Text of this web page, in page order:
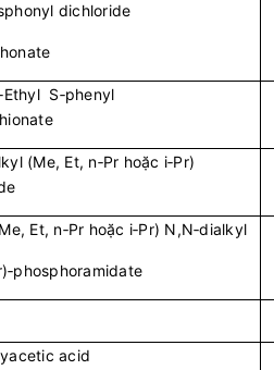
dichloride
S‑phenyl
(Me, Et, n‑Pr hoặc i‑Pr)
Et, n‑Pr hoặc i‑Pr) N,N‑dialkyl
acid